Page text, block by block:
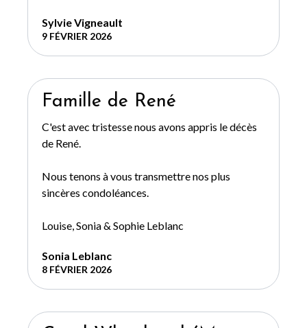
Sylvie Vigneault
9 FÉVRIER 2026
Famille de René
C'est avec tristesse nous avons appris le décès
de René.
Nous tenons à vous transmettre nos plus
sincères condoléances.
Louise, Sonia & Sophie Leblanc
Sonia Leblanc
8 FÉVRIER 2026